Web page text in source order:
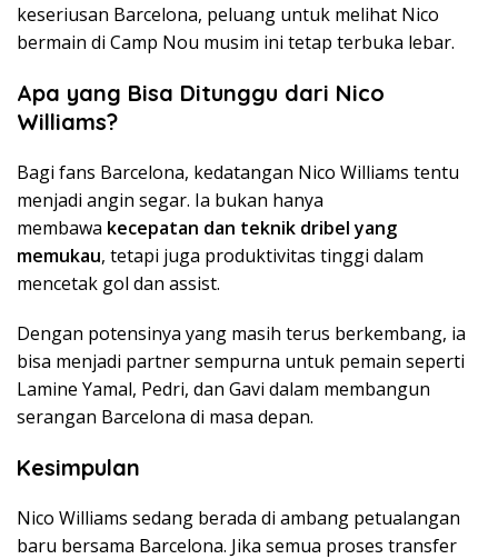
keseriusan Barcelona, peluang untuk melihat Nico
bermain di Camp Nou musim ini tetap terbuka lebar.
Apa yang Bisa Ditunggu dari Nico
Williams?
Bagi fans Barcelona, kedatangan Nico Williams tentu
menjadi angin segar. Ia bukan hanya
membawa kecepatan dan teknik dribel yang
memukau, tetapi juga produktivitas tinggi dalam
mencetak gol dan assist.
Dengan potensinya yang masih terus berkembang, ia
bisa menjadi partner sempurna untuk pemain seperti
Lamine Yamal, Pedri, dan Gavi dalam membangun
serangan Barcelona di masa depan.
Kesimpulan
Nico Williams sedang berada di ambang petualangan
baru bersama Barcelona. Jika semua proses transfer